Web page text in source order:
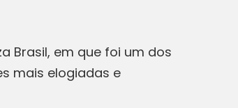
Brasil, em que foi um dos
mais elogiadas e